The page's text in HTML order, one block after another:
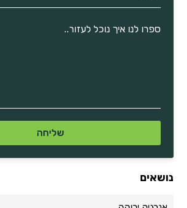
נושאים